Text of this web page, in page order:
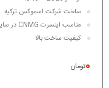
ساخت شرکت اسموکس ترکیه
مناسب اینسرت CNMG در سایزهای مختلف
کیفیت ساخت بالا
0تومان